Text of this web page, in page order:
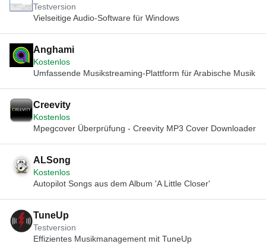
Testversion
Vielseitige Audio-Software für Windows
Anghami
Kostenlos
Umfassende Musikstreaming-Plattform für Arabische Musik
Creevity
Kostenlos
Mpegcover Überprüfung - Creevity MP3 Cover Downloader
ALSong
Kostenlos
Autopilot Songs aus dem Album 'A Little Closer'
TuneUp
Testversion
Effizientes Musikmanagement mit TuneUp